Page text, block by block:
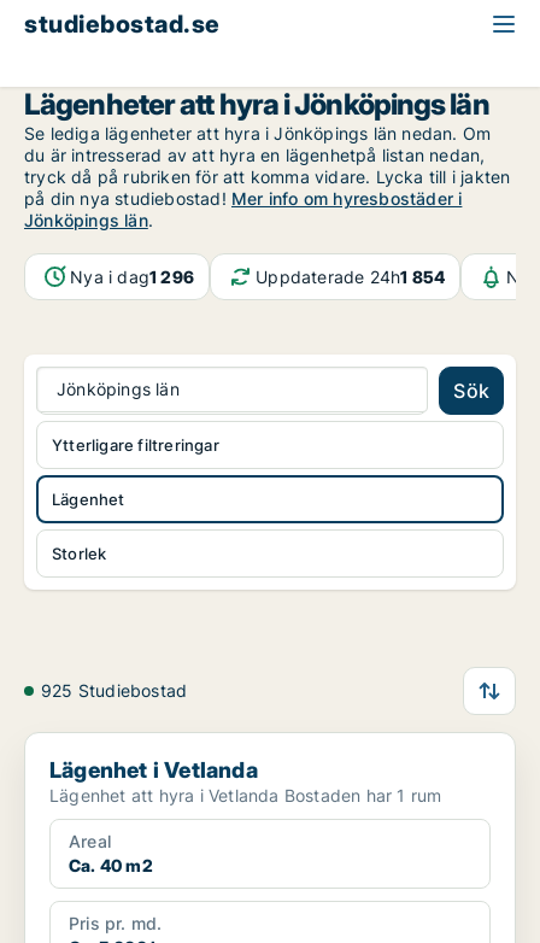
studiebostad.se
Lägenheter att hyra i Jönköpings län
Se lediga lägenheter att hyra i Jönköpings län nedan. Om
du är intresserad av att hyra en lägenhetpå listan nedan,
tryck då på rubriken för att komma vidare. Lycka till i jakten
på din nya studiebostad! Mer info om hyresbostäder i
Jönköpings län.
Nya i dag1 296 Uppdaterade 24h1 854
Jönköpings län Sök
Lägenhet
Storlek
Ytterligare filtreringar
925 Studiebostad
Lägenhet i Vetlanda
Lägenhet i Vetlanda
Lägenhet att hyra i Vetlanda Bostaden har 1 rum
Areal
Ca. 40 m2
Pris pr. md.